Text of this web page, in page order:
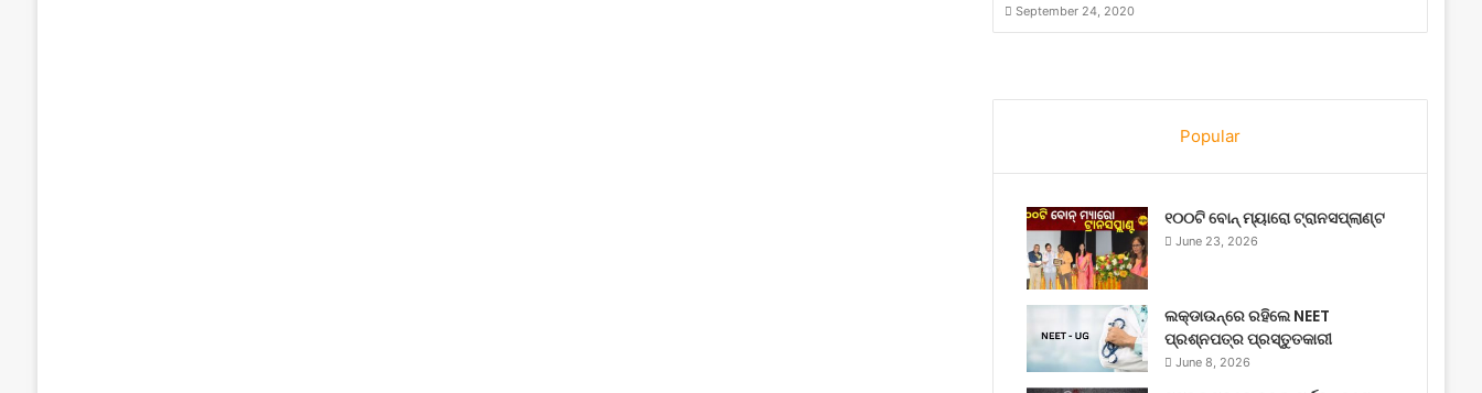
September 24, 2020
Popular
୧୦୦ଟି ବୋନ୍ ମ୍ୟାରୋ ଟ୍ରାନସପ୍ଲାଣ୍ଟ
June 23, 2026
ଲକ୍‌ଡାଉନ୍‌ରେ ରହିଲେ NEET
ପ୍ରଶ୍ନପତ୍ର ପ୍ରସ୍ତୁତକାରୀ
June 8, 2026